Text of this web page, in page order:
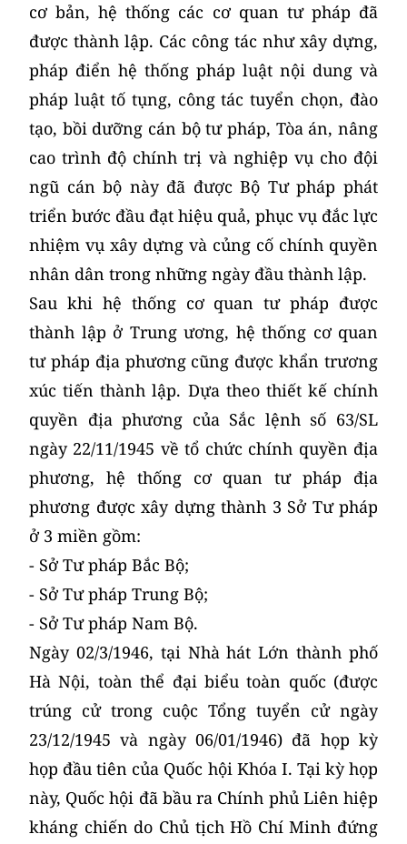
cơ bản, hệ thống các cơ quan tư pháp đã
được thành lập. Các công tác như xây dựng,
pháp điển hệ thống pháp luật nội dung và
pháp luật tố tụng, công tác tuyển chọn, đào
tạo, bồi dưỡng cán bộ tư pháp, Tòa án, nâng
cao trình độ chính trị và nghiệp vụ cho đội
ngũ cán bộ này đã được Bộ Tư pháp phát
triển bước đầu đạt hiệu quả, phục vụ đắc lực
nhiệm vụ xây dựng và củng cố chính quyền
nhân dân trong những ngày đầu thành lập.
Sau khi hệ thống cơ quan tư pháp được
thành lập ở Trung ương, hệ thống cơ quan
tư pháp địa phương cũng được khẩn trương
xúc tiến thành lập. Dựa theo thiết kế chính
quyền địa phương của Sắc lệnh số 63/SL
ngày 22/11/1945 về tổ chức chính quyền địa
phương, hệ thống cơ quan tư pháp địa
phương được xây dựng thành 3 Sở Tư pháp
ở 3 miền gồm:
- Sở Tư pháp Bắc Bộ;
- Sở Tư pháp Trung Bộ;
- Sở Tư pháp Nam Bộ.
Ngày 02/3/1946, tại Nhà hát Lớn thành phố
Hà Nội, toàn thể đại biểu toàn quốc (được
trúng cử trong cuộc Tổng tuyển cử ngày
23/12/1945 và ngày 06/01/1946) đã họp kỳ
họp đầu tiên của Quốc hội Khóa I. Tại kỳ họp
này, Quốc hội đã bầu ra Chính phủ Liên hiệp
kháng chiến do Chủ tịch Hồ Chí Minh đứng